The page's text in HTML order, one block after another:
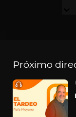
Próximo